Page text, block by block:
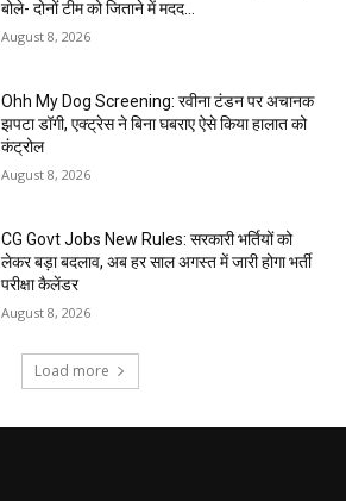
बोले- दोनों टीम को जिताने में मदद...
August 8, 2026
Ohh My Dog Screening: रवीना टंडन पर अचानक
झपटा डॉगी, एक्ट्रेस ने बिना घबराए ऐसे किया हालात को
कंट्रोल
August 8, 2026
CG Govt Jobs New Rules: सरकारी भर्तियों को
लेकर बड़ा बदलाव, अब हर साल अगस्त में जारी होगा भर्ती
परीक्षा कैलेंडर
August 8, 2026
Load more